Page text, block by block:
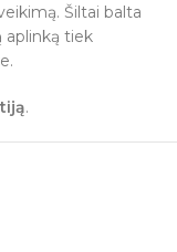
Šiltai balta
aplinką tiek
.